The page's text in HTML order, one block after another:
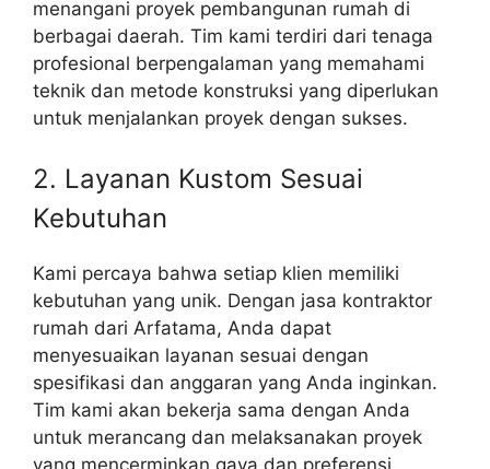
menangani proyek pembangunan rumah di
berbagai daerah. Tim kami terdiri dari tenaga
profesional berpengalaman yang memahami
teknik dan metode konstruksi yang diperlukan
untuk menjalankan proyek dengan sukses.
2. Layanan Kustom Sesuai
Kebutuhan
Kami percaya bahwa setiap klien memiliki
kebutuhan yang unik. Dengan jasa kontraktor
rumah dari Arfatama, Anda dapat
menyesuaikan layanan sesuai dengan
spesifikasi dan anggaran yang Anda inginkan.
Tim kami akan bekerja sama dengan Anda
untuk merancang dan melaksanakan proyek